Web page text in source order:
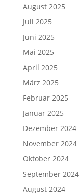
August 2025
Juli 2025
Juni 2025
Mai 2025
April 2025
März 2025
Februar 2025
Januar 2025
Dezember 2024
November 2024
Oktober 2024
September 2024
August 2024